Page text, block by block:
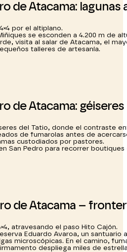
de Atacama:
por el altiplano.
se esconden a 4.200 m de
visita al salar de Atacama, el
talleres de artesanía.
de Atacama:
del Tatio, donde el contraste
de fumarolas antes de
custodiados por pastores.
San Pedro para recorrer
de Atacama –
atravesando el paso Hito Cajón.
Eduardo Avaroa, un
microscópicas. En el camino,
despliega miles de